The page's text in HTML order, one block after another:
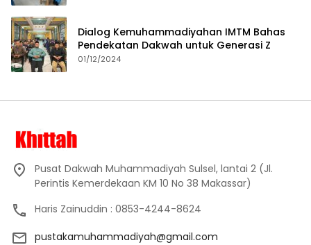
Dialog Kemuhammadiyahan IMTM Bahas
Pendekatan Dakwah untuk Generasi Z
01/12/2024
Pusat Dakwah Muhammadiyah Sulsel, lantai 2 (Jl.
Perintis Kemerdekaan KM 10 No 38 Makassar)
Haris Zainuddin : 0853-4244-8624
pustakamuhammadiyah@gmail.com